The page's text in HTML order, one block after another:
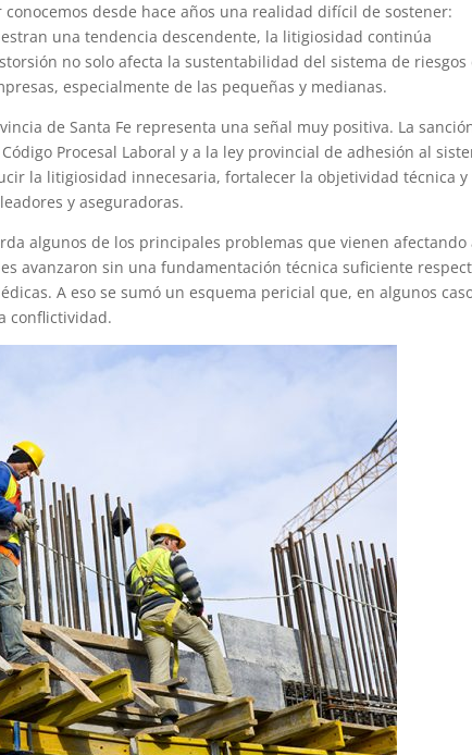
desde hace años una realidad difícil de sostener:
una tendencia descendente, la litigiosidad continúa
no solo afecta la sustentabilidad del sistema de riesgos
especialmente de las pequeñas y medianas.
de Santa Fe representa una señal muy positiva. La
Procesal Laboral y a la ley provincial de adhesión al
la litigiosidad innecesaria, fortalecer la objetividad técnica y
y aseguradoras.
algunos de los principales problemas que vienen afectando
avanzaron sin una fundamentación técnica suficiente
A eso se sumó un esquema pericial que, en algunos
conflictividad.